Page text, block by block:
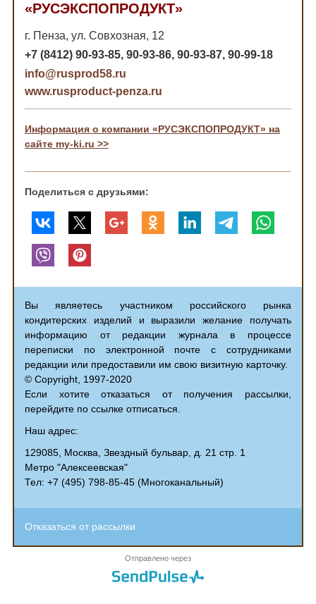
«РУСЭКСПОПРОДУКТ»
г. Пенза, ул. Совхозная, 12
+7 (8412) 90-93-85, 90-93-86, 90-93-87, 90-99-18
info@rusprod58.ru
www.rusproduct-penza.ru
Информация о компании «РУСЭКСПОПРОДУКТ» на
сайте my-ki.ru >>
Поделиться с друзьями:
Вы являетесь участником российского рынка
кондитерских изделий и выразили желание получать
информацию от редакции журнала в процессе
переписки по электронной почте с сотрудниками
редакции или предоставили им свою визитную карточку.
© Copyright, 1997-2020
Если хотите отказаться от получения рассылки,
перейдите по ссылке отписаться.
Наш адрес:
129085, Москва, Звездный бульвар, д. 21 стр. 1
Метро "Алексеевская"
Тел: +7 (495) 798-85-45 (Многоканальный)
Отказаться от рассылки
Отправлено через